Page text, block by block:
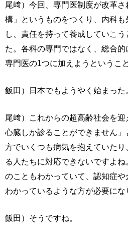
尾﨑）今回、専門医制度が改革
構」というものをつくり、内科
し、責任を持って養成していこ
た。各科の専門ではなく、総合
専門医の1つに加えようというこ
飯田）日本でもようやく始まった
尾﨑）これからの超高齢社会を
心臓しか診ることができません
方でいくつも病気を抱えていた
る人たちに対応できないですよ
のこともわかっていて、認知症
わかっているような方が必要にな
飯田）そうですね。